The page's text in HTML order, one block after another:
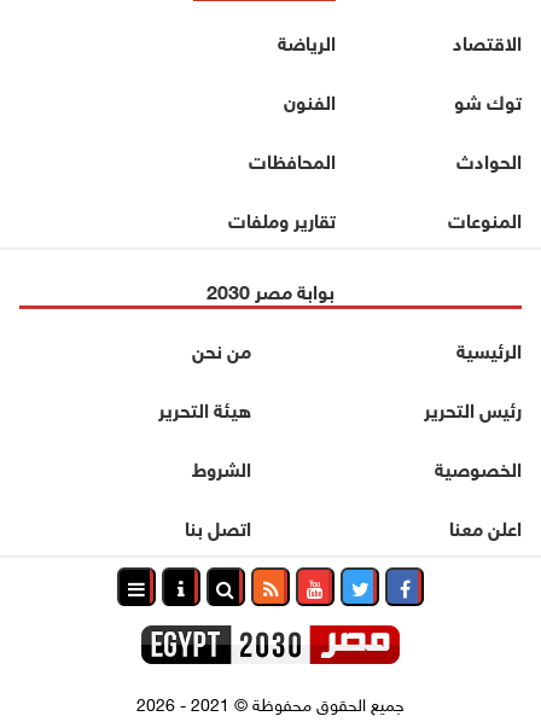
الاقتصاد
الرياضة
توك شو
الفنون
الحوادث
المحافظات
المنوعات
تقارير وملفات
بوابة مصر 2030
الرئيسية
من نحن
رئيس التحرير
هيئة التحرير
الخصوصية
الشروط
اعلن معنا
اتصل بنا
جميع الحقوق محفوظة©